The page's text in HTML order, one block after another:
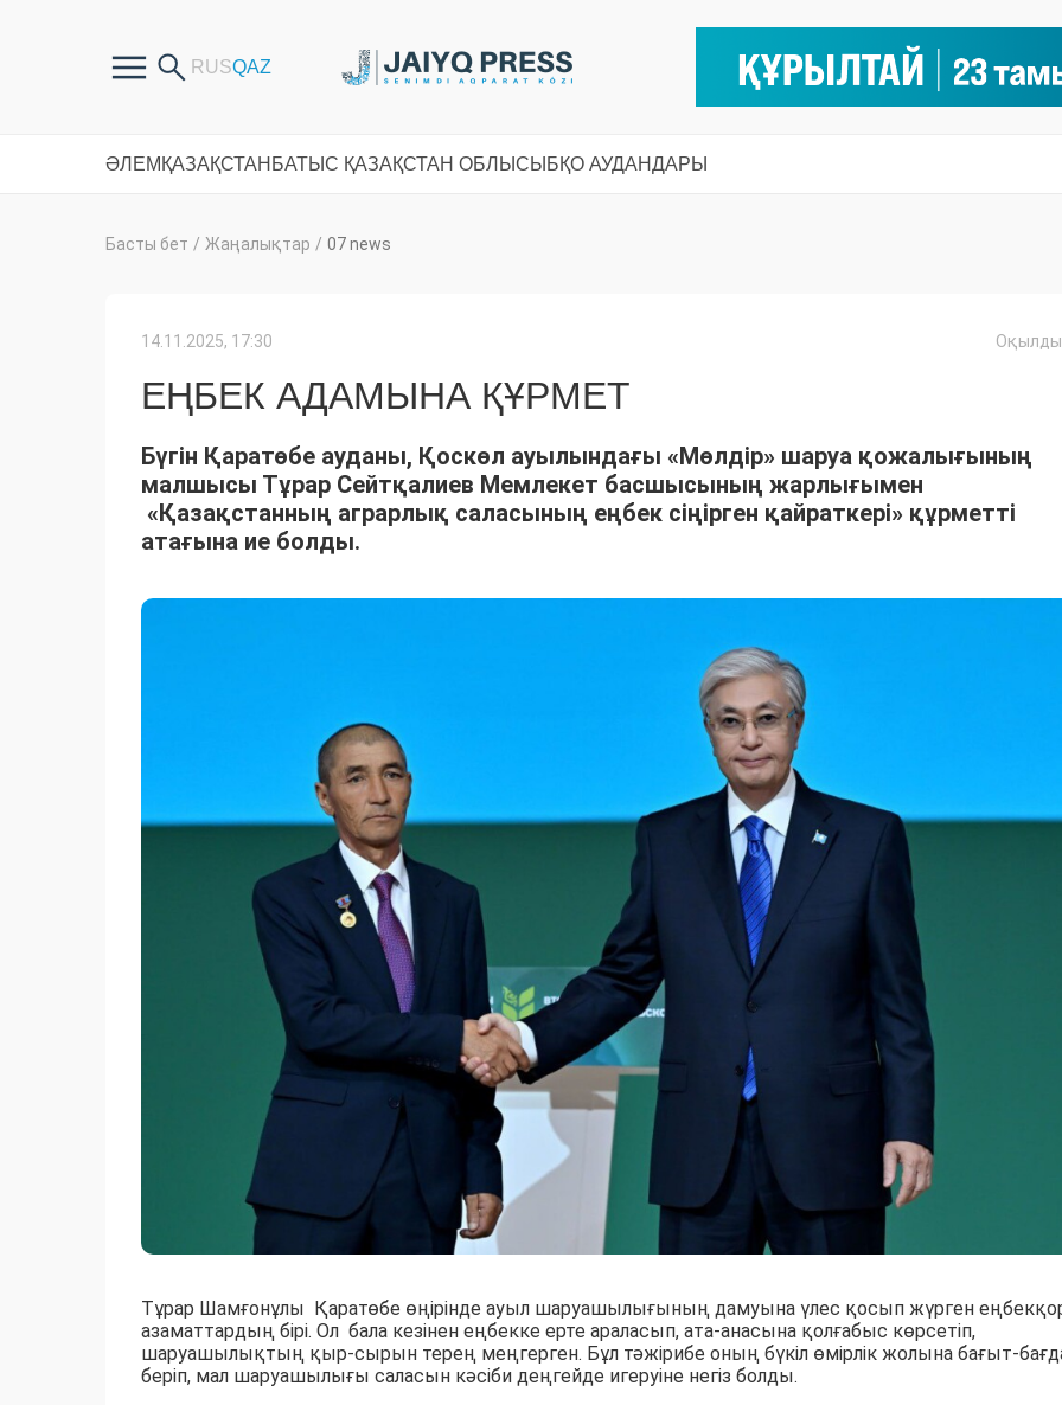
ӘЛЕМ ҚАЗАҚСТАН БАТЫС ҚАЗАҚСТАН ОБЛЫСЫ БҚО АУДАНДАРЫ
Басты бет / Жаңалықтар / 07 news
14.11.2025, 17:30
ЕҢБЕК АДАМЫНА ҚҰРМЕТ
Бүгін Қаратөбе ауданы, Қоскөл ауылындағы «Мөлдір» шаруа қожалығының
малшысы Тұрар Сейтқалиев Мемлекет басшысының жарлығымен
«Қазақстанның аграрлық саласының еңбек сіңірген қайраткері» құрметті
атағына ие болды.
Тұрар Шамғонұлы Қаратөбе өңірінде ауыл шаруашылығының дамуына үлес қосып жүрген
азаматтардың бірі. Ол бала кезінен еңбекке ерте араласып, ата-анасына қолғабыс көрсетіп,
шаруашылықтың қыр-сырын терең меңгерген. Бұл тәжірибе оның бүкіл өмірлік жолына бағыт-
беріп, мал шаруашылығы саласын кәсіби деңгейде игеруіне негіз болды.